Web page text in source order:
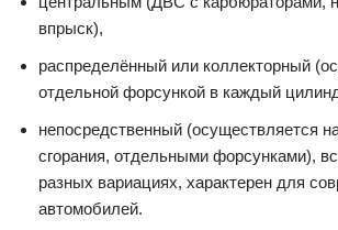
впрыск),
распределённый или коллекторный
отдельной форсункой в каждый
непосредственный (осуществляется
сгорания, отдельными форсунками),
разных вариациях, характерен для
автомобилей.